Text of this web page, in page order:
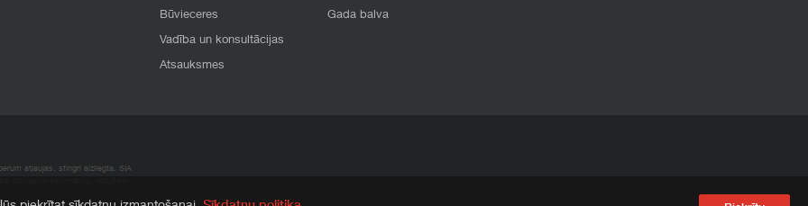
Būvieceres
Vadība un konsultācijas
Atsauksmes
Gada balva
atļaujas, stingri aizliegta. SIA